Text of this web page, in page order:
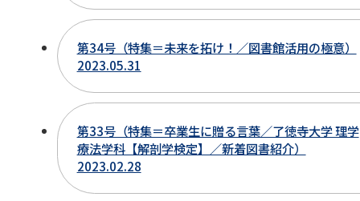
第34号（特集＝未来を拓け！／図書館活用の極意）
2023.05.31
第33号（特集＝卒業生に贈る言葉／了徳寺大学 理学
療法学科【解剖学検定】／新着図書紹介）
2023.02.28